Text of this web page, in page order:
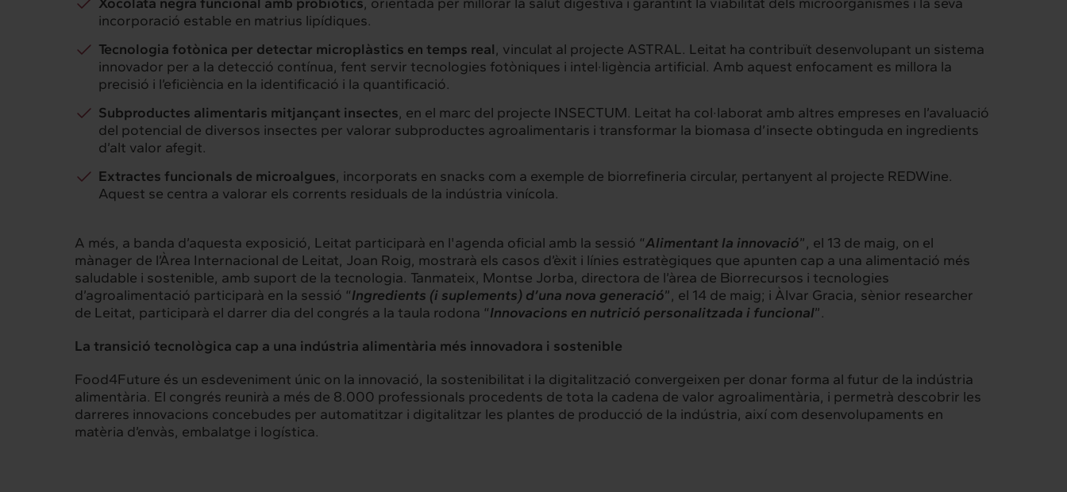
incorporació estable en matrius lipídiques.
Tecnologia fotònica per detectar microplàstics en temps real, vinculat al projecte ASTRAL. Leitat ha contribuït desenvolupant un sistema
innovador per a la detecció contínua, fent servir tecnologies fotòniques i intel·ligència artificial. Amb aquest enfocament es millora la
precisió i l’eficiència en la identificació i la quantificació.
Subproductes alimentaris mitjançant insectes, en el marc del projecte INSECTUM. Leitat ha col·laborat amb altres empreses en l’avaluació
del potencial de diversos insectes per valorar subproductes agroalimentaris i transformar la biomasa d’insecte obtinguda en ingredients
d’alt valor afegit.
Extractes funcionals de microalgues, incorporats en snacks com a exemple de biorrefineria circular, pertanyent al projecte REDWine.
Aquest se centra a valorar els corrents residuals de la indústria vinícola.
A més, a banda d’aquesta exposició, Leitat participarà en l'agenda oficial amb la sessió “Alimentant la innovació”, el 13 de maig, on el
mànager de l’Àrea Internacional de Leitat, Joan Roig, mostrarà els casos d’èxit i línies estratègiques que apunten cap a una alimentació més
saludable i sostenible, amb suport de la tecnologia. Tanmateix, Montse Jorba, directora de l’àrea de Biorrecursos i tecnologies
d’agroalimentació participarà en la sessió “Ingredients (i suplements) d’una nova generació”, el 14 de maig; i Àlvar Gracia, sènior researcher
de Leitat, participarà el darrer dia del congrés a la taula rodona “Innovacions en nutrició personalitzada i funcional”.
La transició tecnològica cap a una indústria alimentària més innovadora i sostenible
Food4Future és un esdeveniment únic on la innovació, la sostenibilitat i la digitalització convergeixen per donar forma al futur de la indústria
alimentària. El congrés reunirà a més de 8.000 professionals procedents de tota la cadena de valor agroalimentària, i permetrà descobrir les
darreres innovacions concebudes per automatitzar i digitalitzar les plantes de producció de la indústria, així com desenvolupaments en
matèria d’envàs, embalatge i logística.